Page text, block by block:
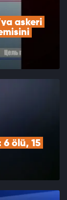
askeri
6 ölü, 15